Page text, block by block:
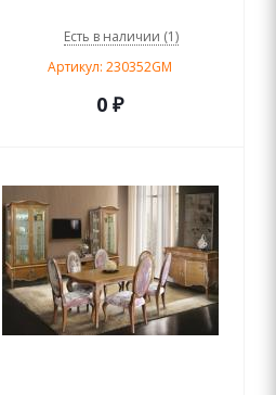
Есть в наличии (1)
Артикул: 230352GM
0 ₽